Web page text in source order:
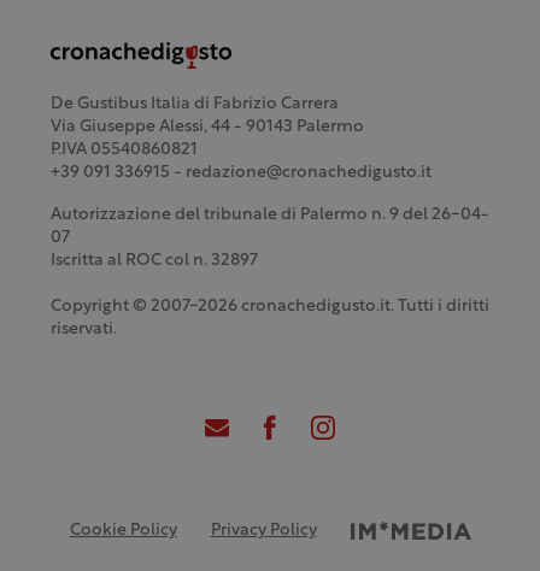
De Gustibus Italia di Fabrizio Carrera
Via Giuseppe Alessi, 44 - 90143 Palermo
P.IVA 05540860821
+39 091 336915 - redazione@cronachedigusto.it
Autorizzazione del tribunale di Palermo n. 9 del 26-04-
07
Iscritta al ROC col n. 32897
Copyright © 2007-2026 cronachedigusto.it. Tutti i diritti
riservati.
Cookie Policy Privacy Policy Credits